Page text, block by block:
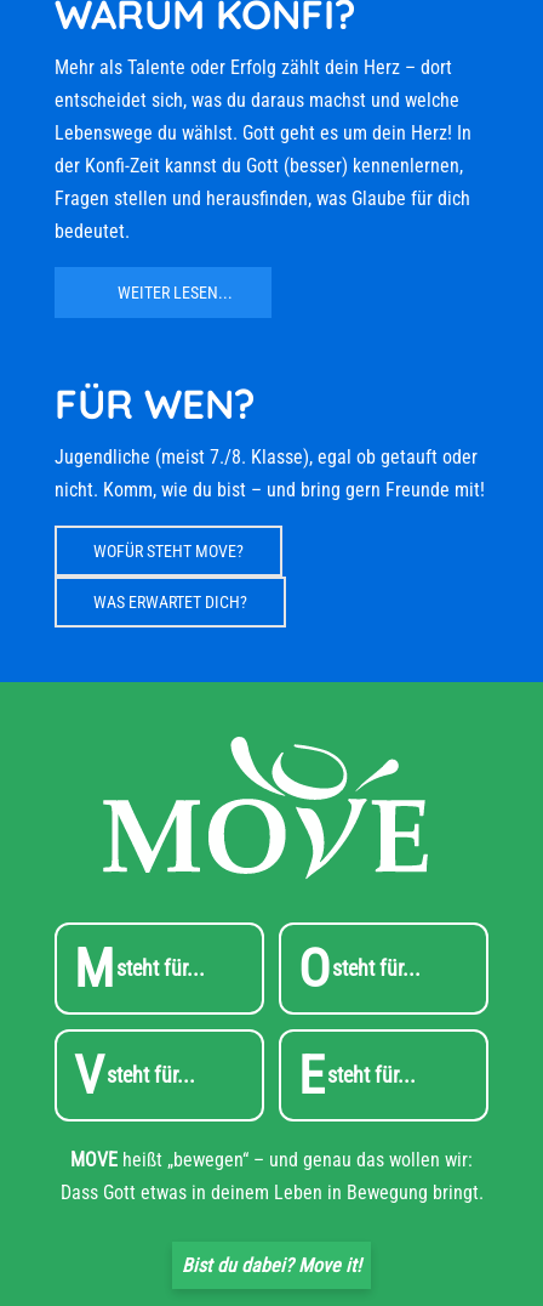
WARUM KONFI?
Mehr als Talente oder Erfolg zählt dein Herz – dort
entscheidet sich, was du daraus machst und welche
Lebenswege du wählst. Gott geht es um dein Herz! In
der Konfi-Zeit kannst du Gott (besser) kennenlernen,
Fragen stellen und herausfinden, was Glaube für dich
bedeutet.
WEITER LESEN...
FÜR WEN?
Jugendliche (meist 7./8. Klasse), egal ob getauft oder
nicht. Komm, wie du bist – und bring gern Freunde mit!
WOFÜR STEHT MOVE?
WAS ERWARTET DICH?
Msteht für... Osteht für...
Vsteht für... Esteht für...
MOVE heißt „bewegen“ – und genau das wollen wir:
Dass Gott etwas in deinem Leben in Bewegung bringt.
Bist du dabei? Move it!